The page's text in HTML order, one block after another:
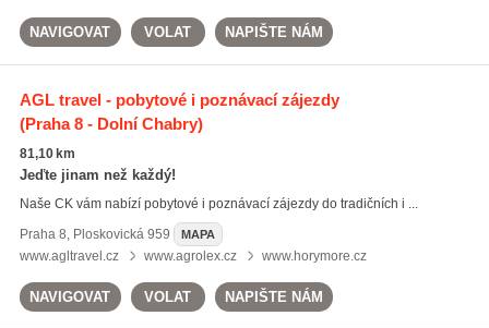
NAVIGOVAT VOLAT NAPIŠTE NÁM
AGL travel - pobytové i poznávací zájezdy
(Praha 8 - Dolní Chabry)
81,10 km
Jeďte jinam než každý!
Naše CK vám nabízí pobytové i poznávací zájezdy do tradičních i ...
Praha 8, Ploskovická 959 MAPA
www.agltravel.cz www.agrolex.cz www.horymore.cz
NAVIGOVAT VOLAT NAPIŠTE NÁM